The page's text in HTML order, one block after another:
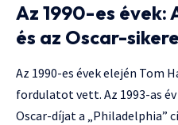
Az 1990-es évek:
és az Oscar-
Az 1990-es évek elején Tom
fordulatot vett. Az 1993-as
Oscar-díjat a